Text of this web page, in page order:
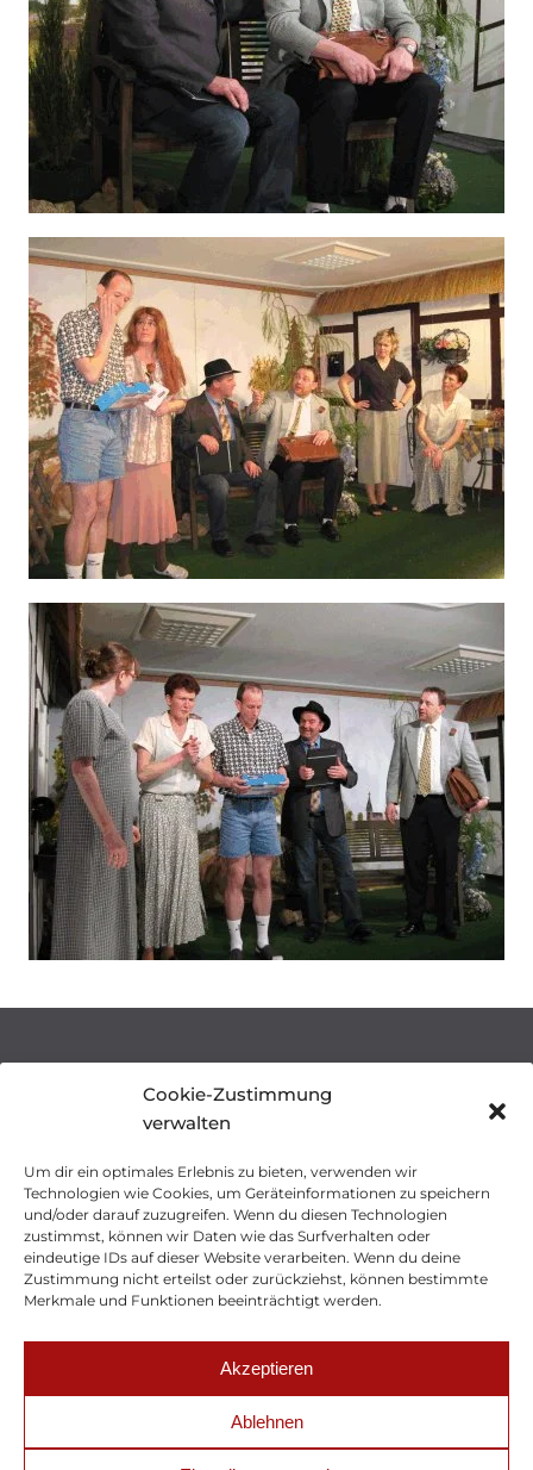
Cookie-Zustimmung
verwalten
Um dir ein optimales Erlebnis zu bieten, verwenden wir
Technologien wie Cookies, um Geräteinformationen zu speichern
und/oder darauf zuzugreifen. Wenn du diesen Technologien
zustimmst, können wir Daten wie das Surfverhalten oder
eindeutige IDs auf dieser Website verarbeiten. Wenn du deine
Zustimmung nicht erteilst oder zurückziehst, können bestimmte
Merkmale und Funktionen beeinträchtigt werden.
Akzeptieren
Ablehnen
Theatergruppe Westrum
Hölze 19
49770 Herzlake
E-Mail:info@theatergruppe-westrum.de